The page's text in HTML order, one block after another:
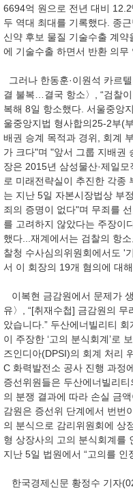
6694억 원으로 전년 대비
두 역대 최대를 기록했다. 종
신약 후보 물질 기술수출 계약
에 기술수출 하면서 반환 의
그러나 한동훈·이원석 카르
결 불복…결국 항소〉, “검찰
복해 8일 항소했다. 서울중앙
울중앙지법 형사합의25-2부(
배권 승계 목적과 경위, 회계
가 크다"며 "앞서 그룹 지배권
장은 2015년 삼성물산·제일
로 미래전략실이 추진한 각종
는 지난 5일 자본시장법상 부
죄의 증명이 없다"며 무죄를
를 고려하지 않았다는 주장이
했다...재계에서는 검찰의 항
찰청 수사심의위원회에서도 '
서 이 회장의 19개 혐의에 대
이복현 금감원에서 문제가
유〉, “[취재수첩] 금감원의
았습니다.” 두산에너빌리티
이 주장한 ‘고의 분식회계’로
즈인디아(DPSI)의 회계 처리
C 화력발전소 공사 진행 과정
증선위원들은 두산에너빌리
의 분쟁 결과에 따라 손실 금
감원은 증선위 단계에서 번번
의 분식으로 감리위원회에 상
형 상장사의 고의 분식회계를
지난 5일 법원에서 “고의를 인
한국경제신문 황정수 기자